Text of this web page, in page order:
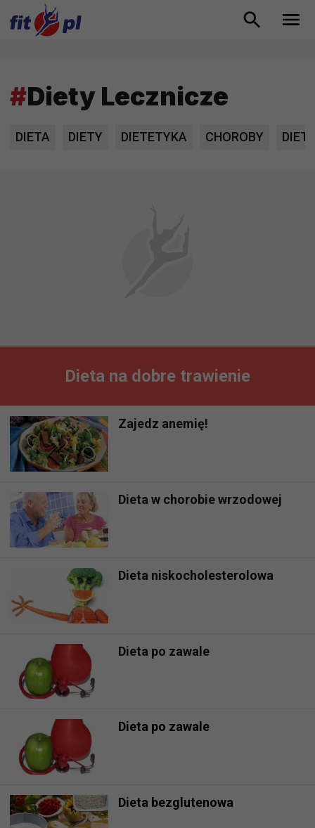
#Diety Lecznicze
DIETA DIETY DIETETYKA CHOROBY
Dieta na dobre trawienie
Zajedz anemię!
Dieta w chorobie wrzodowej
Dieta niskocholesterolowa
Dieta po zawale
Dieta po zawale
Dieta bezglutenowa